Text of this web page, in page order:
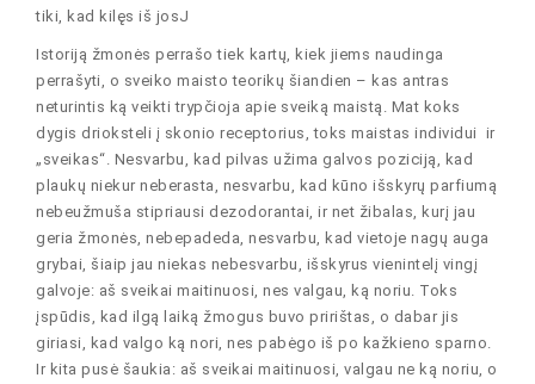
tiki, kad kilęs iš josJ
Istoriją žmonės perrašo tiek kartų, kiek jiems naudinga
perrašyti, o sveiko maisto teorikų šiandien – kas antras
neturintis ką veikti trypčioja apie sveiką maistą. Mat koks
dygis drioksteli į skonio receptorius, toks maistas individui ir
„sveikas“. Nesvarbu, kad pilvas užima galvos poziciją, kad
plaukų niekur neberasta, nesvarbu, kad kūno išskyrų parfiumą
nebeužmuša stipriausi dezodorantai, ir net žibalas, kurį jau
geria žmonės, nebepadeda, nesvarbu, kad vietoje nagų auga
grybai, šiaip jau niekas nebesvarbu, išskyrus vienintelį vingį
galvoje: aš sveikai maitinuosi, nes valgau, ką noriu. Toks
įspūdis, kad ilgą laiką žmogus buvo pririštas, o dabar jis
giriasi, kad valgo ką nori, nes pabėgo iš po kažkieno sparno.
Ir kita pusė šaukia: aš sveikai maitinuosi, valgau ne ką noriu, o